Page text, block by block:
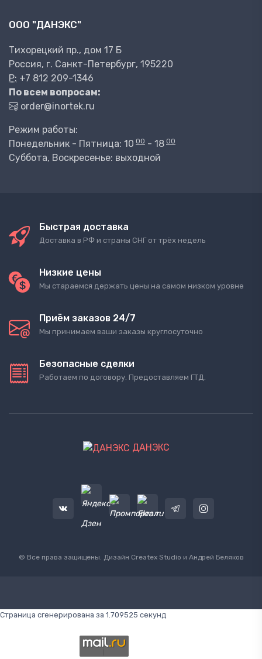
ООО "ДАНЭКС"
Тихорецкий пр., дом 17 Б
Россия, г. Санкт-Петербург, 195220
P: +7 812 209-1346
По всем вопросам:
order@inortek.ru
Режим работы:
Понедельник - Пятница: 10 00 - 18 00
Суббота, Воскресенье: выходной
Быстрая доставка
Доставка в РФ и страны СНГ от трёх недель
Низкие цены
Мы стараемся держать цены на самом низком уровне
Приём заказов 24/7
Мы принимаем ваши заказы круглосуточно
Безопасные сделки
Работаем по договору. Предоставляем ГТД.
ДАНЭКС
© Все права защищены. Дизайн Createx Studio и Андрей Беляков
Страница сгенерирована за 1.709525 секунд